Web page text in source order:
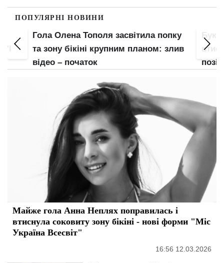
ПОПУЛЯРНІ НОВИНИ
Гола Олена Тополя засвітила попку
та зону бікіні крупним планом: злив
відео – початок
Майже гола Анна Неплях поправилась і
втиснула соковиту зону бікіні - нові форми "Міс
Україна Всесвіт"
16:56 12.03.2026